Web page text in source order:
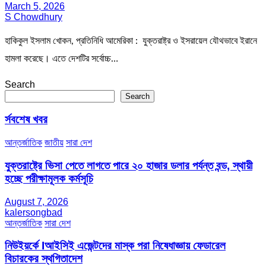
March 5, 2026
S Chowdhury
হাকিকুল ইসলাম খোকন, প্রতিনিধি আমেরিকা : যুক্তরাষ্ট্র ও ইসরায়েল যৌথভাবে ইরানে
হামলা করেছে। এতে দেশটির সর্বোচ্চ…
Search
Search
র্সবশেষ খবর
আন্তর্জাতিক জাতীয় সারা দেশ
যুক্তরাষ্ট্রে ভিসা পেতে লাগতে পারে ২০ হাজার ডলার পর্যন্ত বন্ড, স্থায়ী
হচ্ছে পরীক্ষামূলক কর্মসূচি
August 7, 2026
kalersongbad
আন্তর্জাতিক সারা দেশ
নিউইয়র্কে Iআইসিই এজেন্টদের মাস্ক পরা নিষেধাজ্ঞায় ফেডারেল
বিচারকের স্থগিতাদেশ